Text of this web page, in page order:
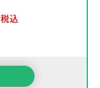
税込